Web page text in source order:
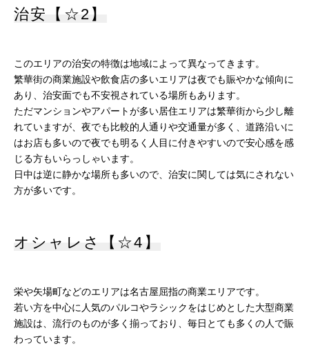
治安【☆2】
このエリアの治安の特徴は地域によって異なってきます。
繁華街の商業施設や飲食店の多いエリアは夜でも賑やかな傾向に
あり、治安面でも不安視されている場所もあります。
ただマンションやアパートが多い居住エリアは繁華街から少し離
れていますが、夜でも比較的人通りや交通量が多く、道路沿いに
はお店も多いので夜でも明るく人目に付きやすいので安心感を感
じる方もいらっしゃいます。
日中は逆に静かな場所も多いので、治安に関しては気にされない
方が多いです。
オシャレさ【☆4】
栄や矢場町などのエリアは名古屋屈指の商業エリアです。
若い方を中心に人気のパルコやラシックをはじめとした大型商業
施設は、流行のものが多く揃っており、毎日とても多くの人で賑
わっています。